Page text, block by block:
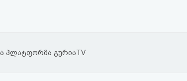
პლატფორმა გურიაTV